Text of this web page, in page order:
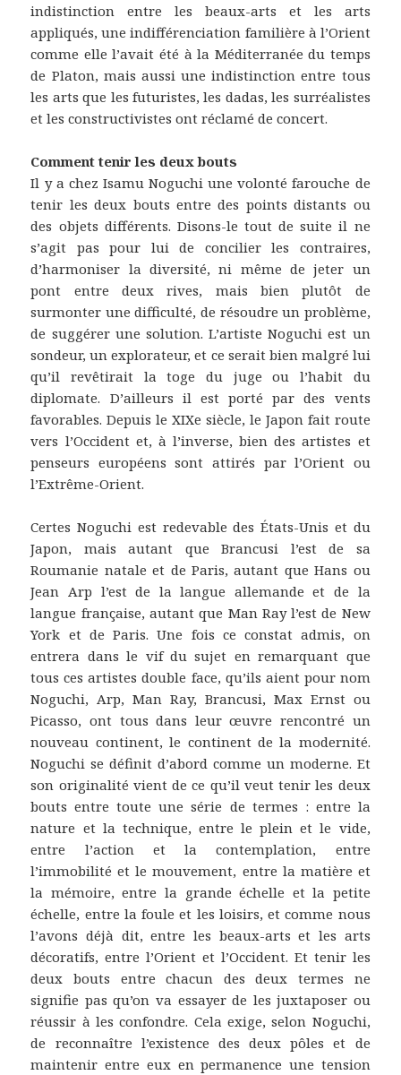
indistinction entre les beaux-arts et les arts
appliqués, une indifférenciation familière à l’Orient
comme elle l’avait été à la Méditerranée du temps
de Platon, mais aussi une indistinction entre tous
les arts que les futuristes, les dadas, les surréalistes
et les constructivistes ont réclamé de concert.
Comment tenir les deux bouts
Il y a chez Isamu Noguchi une volonté farouche de
tenir les deux bouts entre des points distants ou
des objets différents. Disons-le tout de suite il ne
s’agit pas pour lui de concilier les contraires,
d’harmoniser la diversité, ni même de jeter un
pont entre deux rives, mais bien plutôt de
surmonter une difficulté, de résoudre un problème,
de suggérer une solution. L’artiste Noguchi est un
sondeur, un explorateur, et ce serait bien malgré lui
qu’il revêtirait la toge du juge ou l’habit du
diplomate. D’ailleurs il est porté par des vents
favorables. Depuis le XIXe siècle, le Japon fait route
vers l’Occident et, à l’inverse, bien des artistes et
penseurs européens sont attirés par l’Orient ou
l’Extrême-Orient.
Certes Noguchi est redevable des États-Unis et du
Japon, mais autant que Brancusi l’est de sa
Roumanie natale et de Paris, autant que Hans ou
Jean Arp l’est de la langue allemande et de la
langue française, autant que Man Ray l’est de New
York et de Paris. Une fois ce constat admis, on
entrera dans le vif du sujet en remarquant que
tous ces artistes double face, qu’ils aient pour nom
Noguchi, Arp, Man Ray, Brancusi, Max Ernst ou
Picasso, ont tous dans leur œuvre rencontré un
nouveau continent, le continent de la modernité.
Noguchi se définit d’abord comme un moderne. Et
son originalité vient de ce qu’il veut tenir les deux
bouts entre toute une série de termes : entre la
nature et la technique, entre le plein et le vide,
entre l’action et la contemplation, entre
l’immobilité et le mouvement, entre la matière et
la mémoire, entre la grande échelle et la petite
échelle, entre la foule et les loisirs, et comme nous
l’avons déjà dit, entre les beaux-arts et les arts
décoratifs, entre l’Orient et l’Occident. Et tenir les
deux bouts entre chacun des deux termes ne
signifie pas qu’on va essayer de les juxtaposer ou
réussir à les confondre. Cela exige, selon Noguchi,
de reconnaître l’existence des deux pôles et de
maintenir entre eux en permanence une tension